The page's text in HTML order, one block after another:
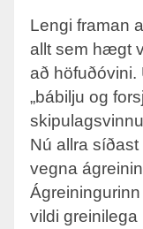
Lengi framan
allt sem hægt
að höfuðóvini.
„bábilju og
Nú allra
vegna
vildi